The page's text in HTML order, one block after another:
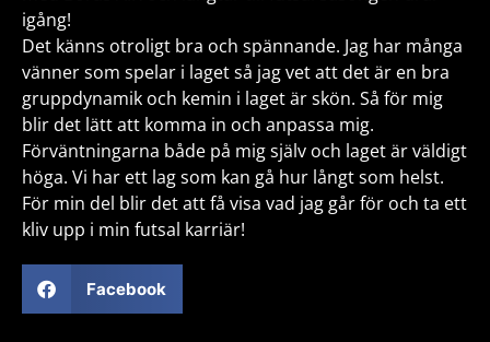
igång!
Det känns otroligt bra och spännande. Jag har många
vänner som spelar i laget så jag vet att det är en bra
gruppdynamik och kemin i laget är skön. Så för mig
blir det lätt att komma in och anpassa mig.
Förväntningarna både på mig själv och laget är väldigt
höga. Vi har ett lag som kan gå hur långt som helst.
För min del blir det att få visa vad jag går för och ta ett
kliv upp i min futsal karriär!
Facebook